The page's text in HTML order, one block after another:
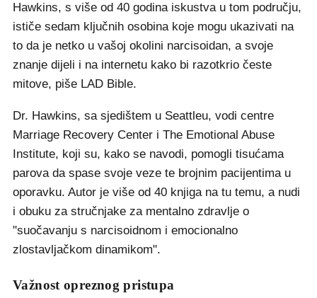
Hawkins, s više od 40 godina iskustva u tom području,
ističe sedam ključnih osobina koje mogu ukazivati na
to da je netko u vašoj okolini narcisoidan, a svoje
znanje dijeli i na internetu kako bi razotkrio česte
mitove, piše LAD Bible.
Dr. Hawkins, sa sjedištem u Seattleu, vodi centre
Marriage Recovery Center i The Emotional Abuse
Institute, koji su, kako se navodi, pomogli tisućama
parova da spase svoje veze te brojnim pacijentima u
oporavku. Autor je više od 40 knjiga na tu temu, a nudi
i obuku za stručnjake za mentalno zdravlje o
"suočavanju s narcisoidnom i emocionalno
zlostavljačkom dinamikom".
Važnost opreznog pristupa